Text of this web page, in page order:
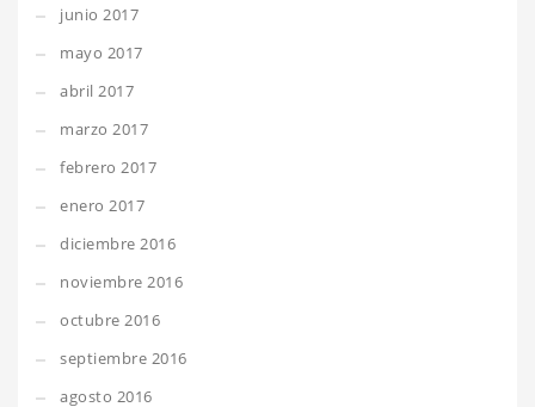
junio 2017
mayo 2017
abril 2017
marzo 2017
febrero 2017
enero 2017
diciembre 2016
noviembre 2016
octubre 2016
septiembre 2016
agosto 2016